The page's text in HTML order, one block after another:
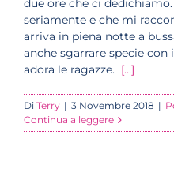
due ore che ci
seriamente e che mi
arriva in piena notte a
anche sgarrare specie
adora le ragazze. […]
Di Terry | 3 Novembre 2018 |
Continua a leggere